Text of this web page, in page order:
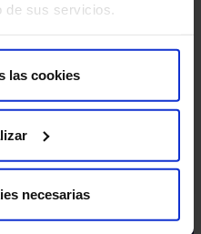
de sus servicios.
las cookies
necesarias